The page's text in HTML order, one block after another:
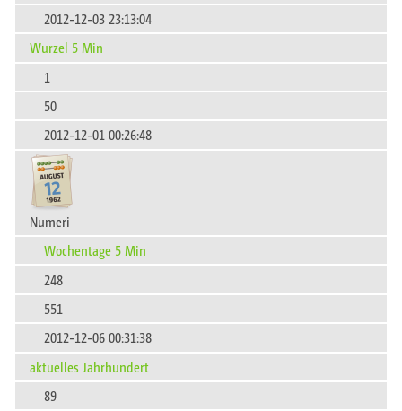
2012-12-03 23:13:04
Wurzel 5 Min
1
50
2012-12-01 00:26:48
Numeri
Wochentage 5 Min
248
551
2012-12-06 00:31:38
aktuelles Jahrhundert
89